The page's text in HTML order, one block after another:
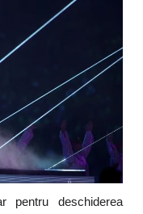
pentru deschiderea